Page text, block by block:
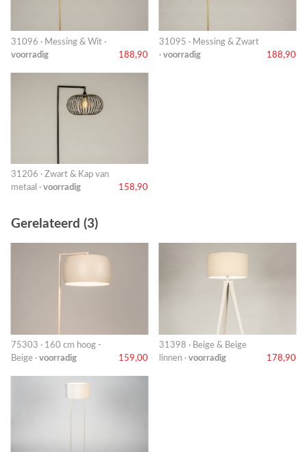
31096 · Messing & Wit ·
voorradig
188,90
31095 · Messing & Zwart
· voorradig 188,90
31206 · Zwart & Kap van
metaal · voorradig 158,90
Gerelateerd (3)
75303 · 160 cm hoog -
Beige · voorradig 159,00
31398 · Beige & Beige
linnen · voorradig 178,90